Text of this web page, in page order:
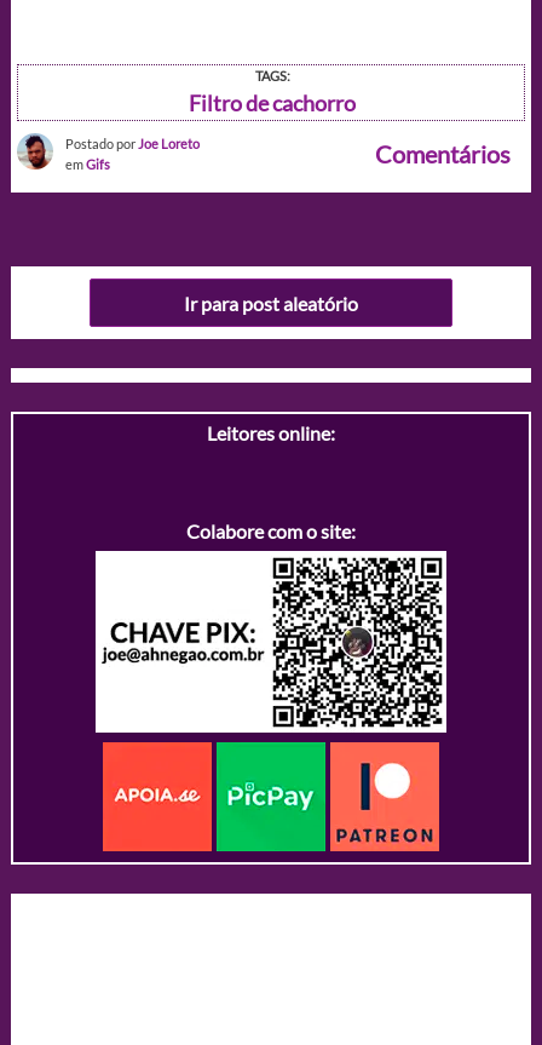
TAGS:
Filtro de cachorro
Postado por Joe Loreto
emGifs Comentários
Ir para post aleatório
Leitores online:
Colabore com o site: